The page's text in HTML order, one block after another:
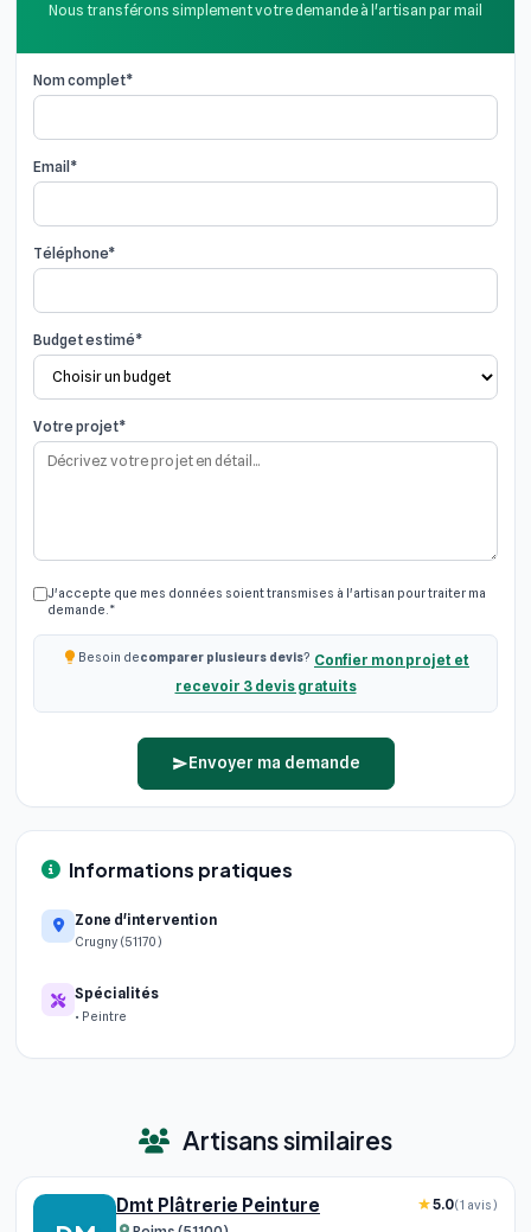
Nous transférons simplement votre demande à l'artisan par mail
Nom complet*
Email*
Téléphone*
Budget estimé*
Votre projet*
J'accepte que mes données soient transmises à l'artisan pour traiter ma
demande.*
Besoin decomparer plusieurs devis? Confier mon projet et
recevoir 3 devis gratuits
Envoyer ma demande
Informations pratiques
Zone d'intervention
Crugny (51170)
Spécialités
• Peintre
Artisans similaires
Dmt Plâtrerie Peinture 5.0(1 avis)